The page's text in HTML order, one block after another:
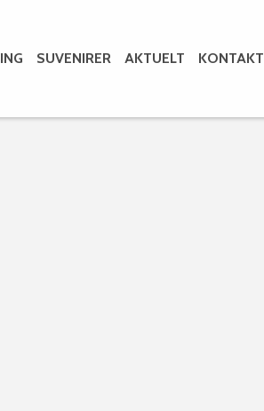
SUVENIRER AKTUELT KONTAKT